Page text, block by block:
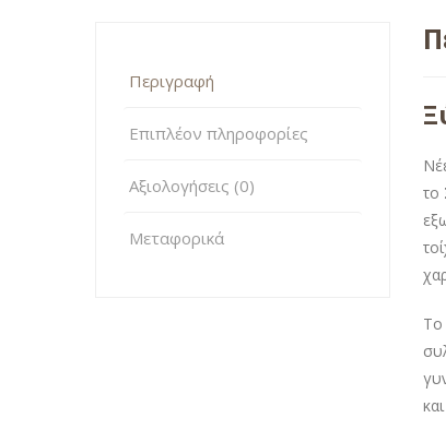
Περιγραφή
Επιπλέον πληροφορίες
Αξιολογήσεις (0)
Μεταφορικά
το
Το